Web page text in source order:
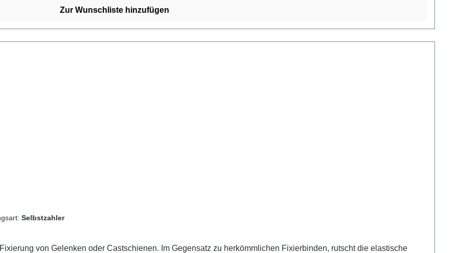
Zur Wunschliste hinzufügen
Selbstzahler
von Gelenken oder Castschienen. Im Gegensatz zu herkömmlichen Fixierbinden, rutscht die elastische